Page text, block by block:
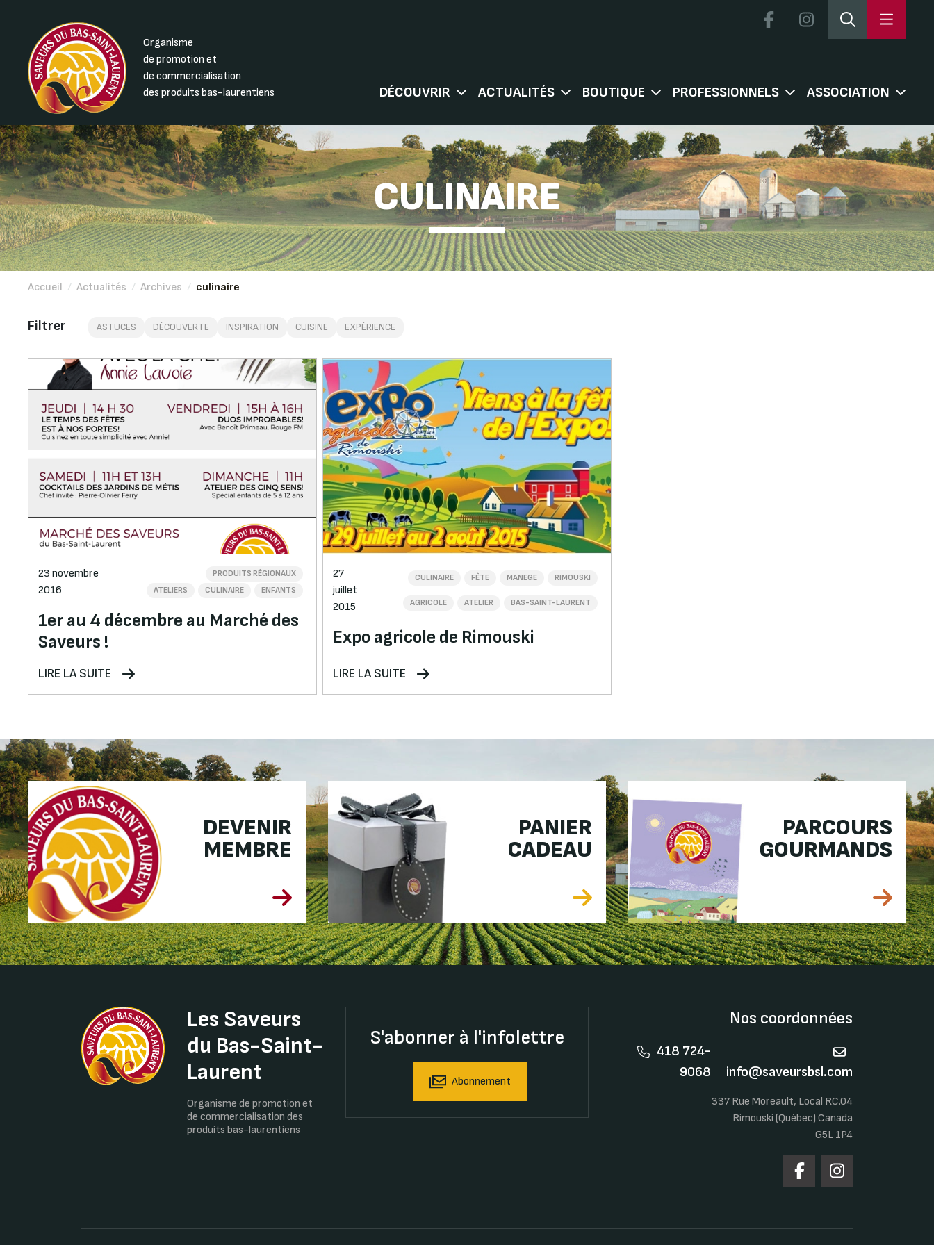
Organisme
de promotion et
de commercialisation
des produits bas-laurentiens
DÉCOUVRIR ACTUALITÉS BOUTIQUE PROFESSIONNELS ASSOCIATION
CULINAIRE
Accueil / Actualités / Archives / culinaire
Filtrer ASTUCES DÉCOUVERTE INSPIRATION CUISINE EXPÉRIENCE
23 novembre
2016
ATELIERS CULINAIRE ENFANTS
PRODUITS RÉGIONAUX
1er au 4 décembre au Marché des
Saveurs !
LIRE LA SUITE
27
juillet
2015
AGRICOLE ATELIER BAS-SAINT-LAURENT
CULINAIRE FÊTE MANEGE RIMOUSKI
Expo agricole de Rimouski
LIRE LA SUITE
DEVENIR
MEMBRE
PANIER
CADEAU
PARCOURS
GOURMANDS
Les Saveurs
du Bas-Saint-
Laurent
Organisme de promotion et
de commercialisation des
produits bas-laurentiens
S'abonner à l'infolettre
Abonnement
Nos coordonnées
418 724-
9068
info@saveursbsl.com
337 Rue Moreault, Local RC.04
Rimouski (Québec) Canada
G5L 1P4